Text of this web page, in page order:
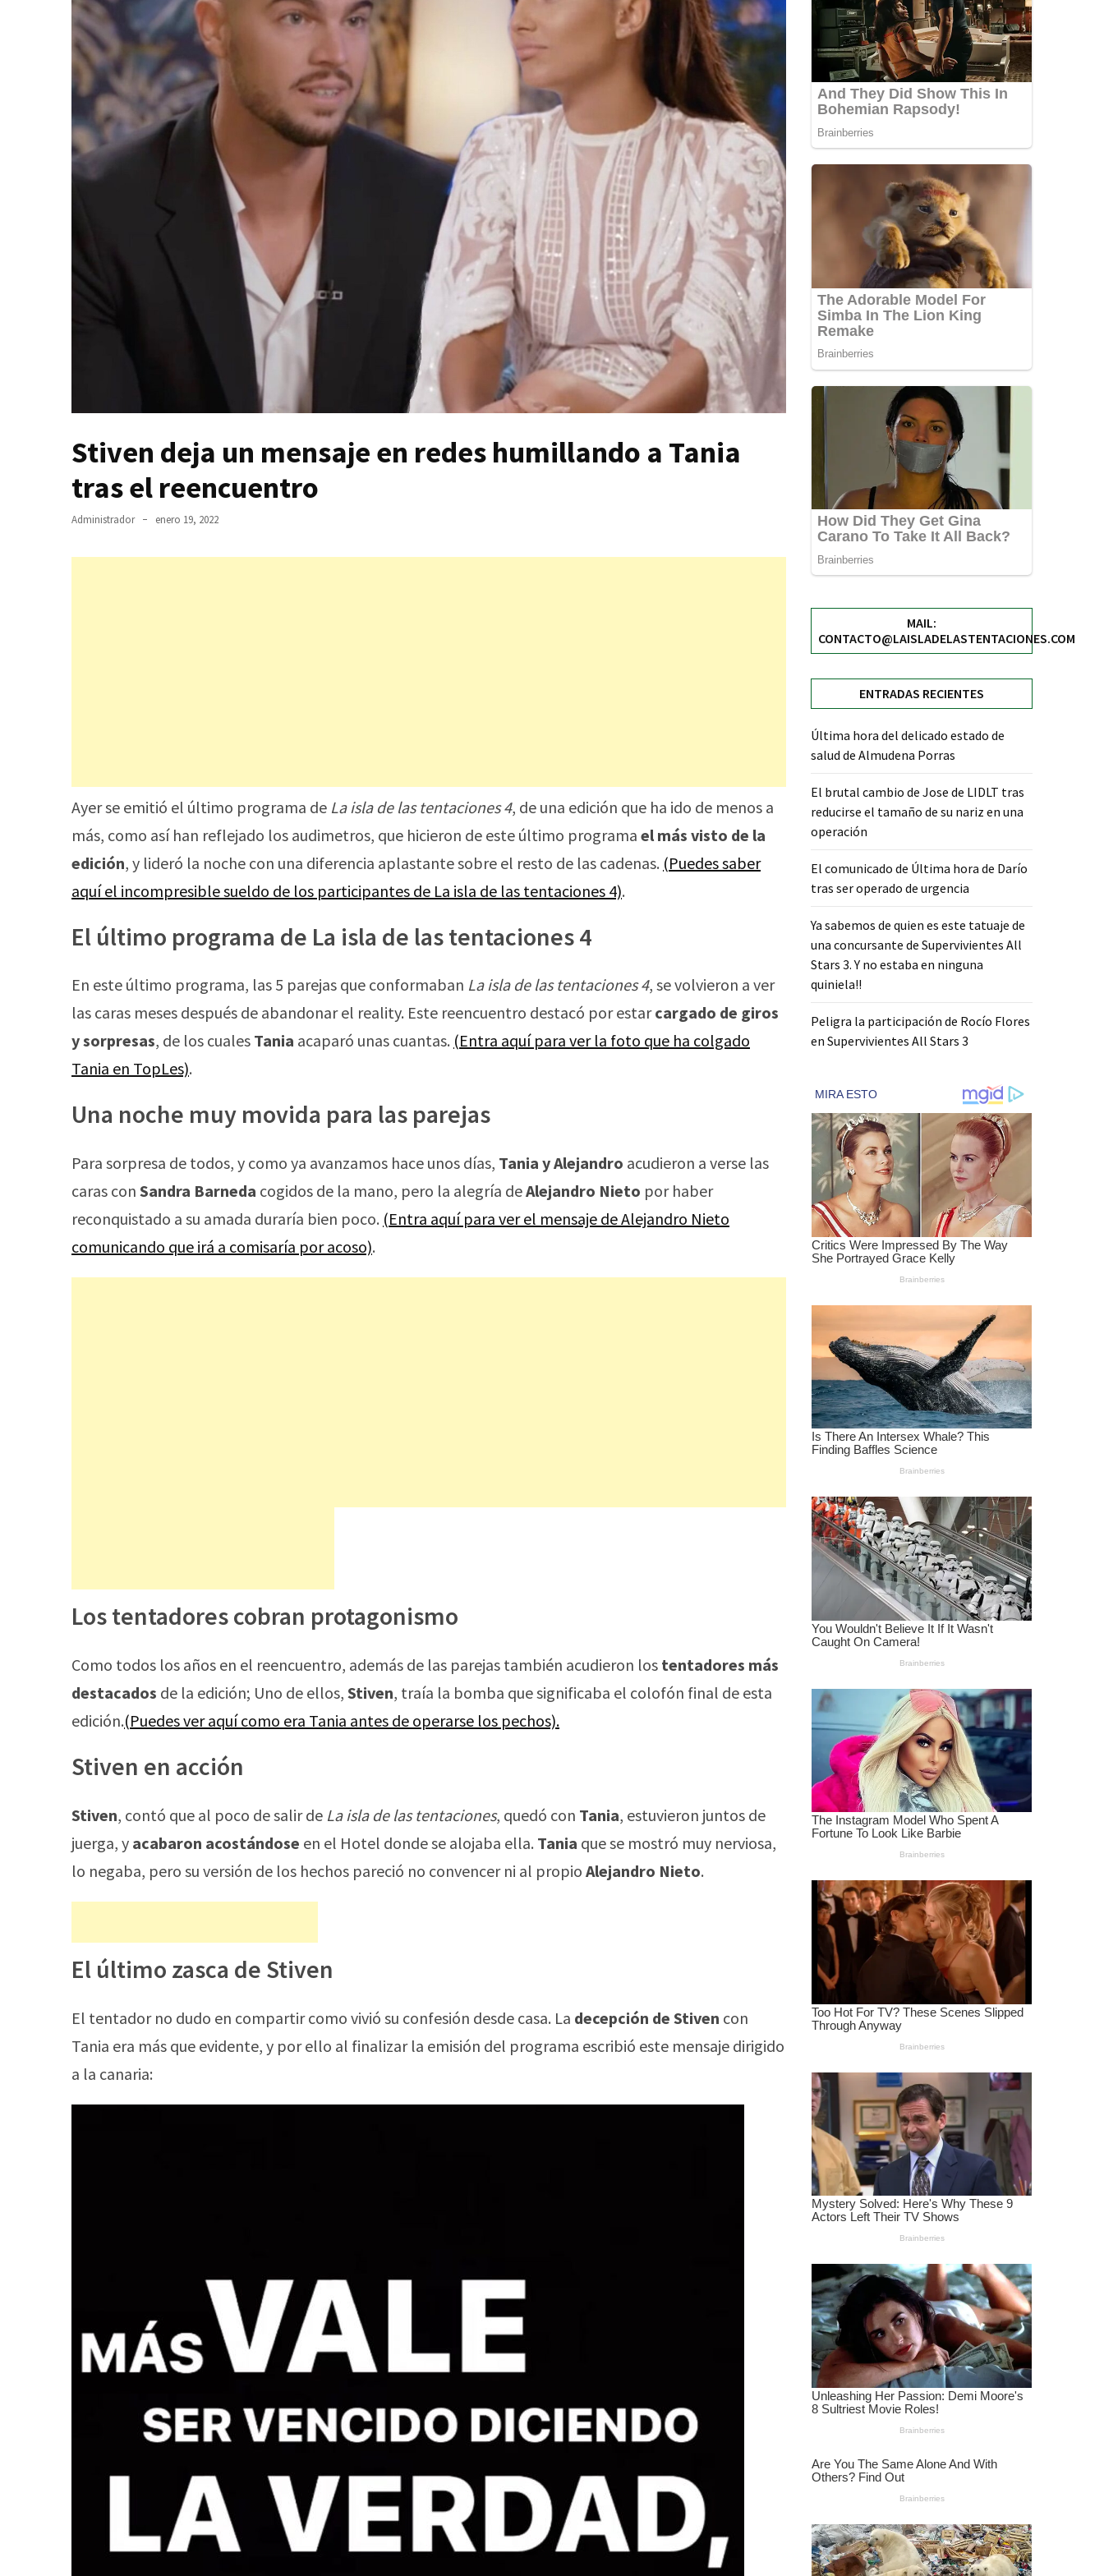
Stiven deja un mensaje en redes humillando a Tania
tras el reencuentro
Administrador enero 19, 2022
Ayer se emitió el último programa de La isla de las tentaciones 4, de una edición que ha ido de menos a
más, como así han reflejado los audimetros, que hicieron de este último programa el más visto de la
edición, y lideró la noche con una diferencia aplastante sobre el resto de las cadenas. (Puedes saber
aquí el incompresible sueldo de los participantes de La isla de las tentaciones 4).
El último programa de La isla de las tentaciones 4
En este último programa, las 5 parejas que conformaban La isla de las tentaciones 4, se volvieron a ver
las caras meses después de abandonar el reality. Este reencuentro destacó por estarcargado de giros
y sorpresas, de los cuales Tania acaparó unas cuantas. (Entra aquí para ver la foto que ha colgado
Tania en TopLes).
Una noche muy movida para las parejas
Para sorpresa de todos, y como ya avanzamos hace unos días, Tania y Alejandro acudieron a verse las
caras con Sandra Barneda cogidos de la mano, pero la alegría deAlejandro Nieto por haber
reconquistado a su amada duraría bien poco. (Entra aquí para ver el mensaje de Alejandro Nieto
comunicando que irá a comisaría por acoso).
Los tentadores cobran protagonismo
Como todos los años en el reencuentro, además de las parejas también acudieron los tentadores más
destacados de la edición; Uno de ellos, Stiven, traía la bomba que significaba el colofón final de esta
edición.(Puedes ver aquí como era Tania antes de operarse los pechos).
Stiven en acción
Stiven, contó que al poco de salir de La isla de las tentaciones, quedó con Tania, estuvieron juntos de
juerga, y acabaron acostándose en el Hotel donde se alojaba ella. Tania que se mostró muy nerviosa,
lo negaba, pero su versión de los hechos pareció no convencer ni al propio Alejandro Nieto.
El último zasca de Stiven
El tentador no dudo en compartir como vivió su confesión desde casa. La decepción de Stiven con
Tania era más que evidente, y por ello al finalizar la emisión del programa escribió este mensaje dirigido
a la canaria:
MAIL:
CONTACTO@LAISLADELASTENTACIONES.COM
ENTRADAS RECIENTES
Última hora del delicado estado de
salud de Almudena Porras
El brutal cambio de Jose de LIDLT tras
reducirse el tamaño de su nariz en una
operación
El comunicado de Última hora de Darío
tras ser operado de urgencia
Ya sabemos de quien es este tatuaje de
una concursante de Supervivientes All
Stars 3. Y no estaba en ninguna
quiniela!!
Peligra la participación de Rocío Flores
en Supervivientes All Stars 3